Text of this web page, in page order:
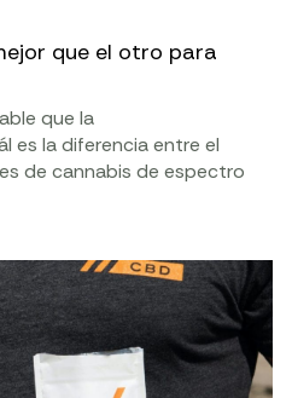
que el otro para
que la
es la diferencia entre el
de cannabis de espectro